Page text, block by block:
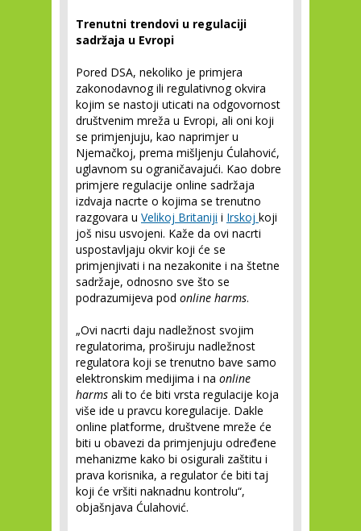
Trenutni trendovi u regulaciji
sadržaja u Evropi
Pored DSA, nekoliko je primjera
zakonodavnog ili regulativnog okvira
kojim se nastoji uticati na odgovornost
društvenim mreža u Evropi, ali oni koji
se primjenjuju, kao naprimjer u
Njemačkoj, prema mišljenju Ćulahović,
uglavnom su ograničavajući. Kao dobre
primjere regulacije online sadržaja
izdvaja nacrte o kojima se trenutno
razgovara u Velikoj Britaniji i Irskoj koji
još nisu usvojeni. Kaže da ovi nacrti
uspostavljaju okvir koji će se
primjenjivati i na nezakonite i na štetne
sadržaje, odnosno sve što se
podrazumijeva pod online harms.
„Ovi nacrti daju nadležnost svojim
regulatorima, proširuju nadležnost
regulatora koji se trenutno bave samo
elektronskim medijima i na online
harms ali to će biti vrsta regulacije koja
više ide u pravcu koregulacije. Dakle
online platforme, društvene mreže će
biti u obavezi da primjenjuju određene
mehanizme kako bi osigurali zaštitu i
prava korisnika, a regulator će biti taj
koji će vršiti naknadnu kontrolu“,
objašnjava Ćulahović.